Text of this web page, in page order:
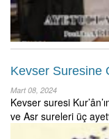
Kevser Suresine
Mart 08, 2024
Kevser suresi
ve Asr sureleri üç